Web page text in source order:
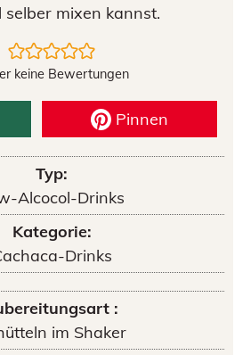
selber mixen kannst.
keine Bewertungen
Pinnen
Typ:
Alcocol-Drinks
Kategorie:
Drinks
:
im Shaker